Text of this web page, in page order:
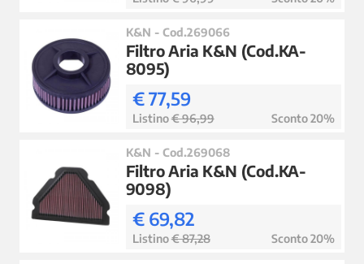
K&N - Cod.269066
Filtro Aria K&N (Cod.KA-
8095)
€ 77,59
Listino€ 96,99 Sconto 20%
K&N - Cod.269068
Filtro Aria K&N (Cod.KA-
9098)
€ 69,82
Listino€ 87,28 Sconto 20%